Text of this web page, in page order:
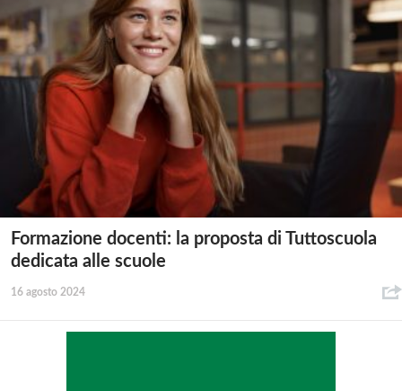
Formazione docenti: la proposta di Tuttoscuola
dedicata alle scuole
16 agosto 2024